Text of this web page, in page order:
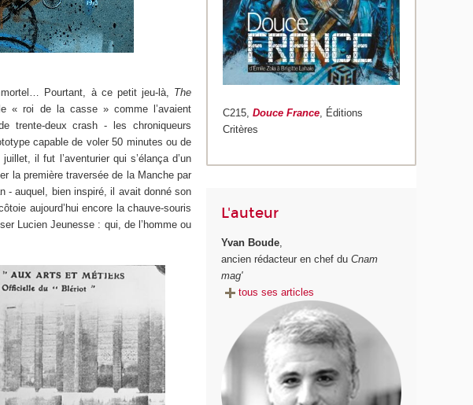
Pourtant, à ce petit jeu-là, The
« roi de la casse » comme l’avaient
trente-deux crash - les chroniqueurs
capable de voler 50 minutes ou de
il fut l’aventurier qui s’élança d’un
la première traversée de la Manche par
- auquel, bien inspiré, il avait donné son
aujourd’hui encore la chauve-souris
Lucien Jeunesse : qui, de l’homme ou
C215,Douce France, Éditions
Critères
L'auteur
Yvan Boude,
ancien rédacteur en chef duCnam
mag'
tous ses articles